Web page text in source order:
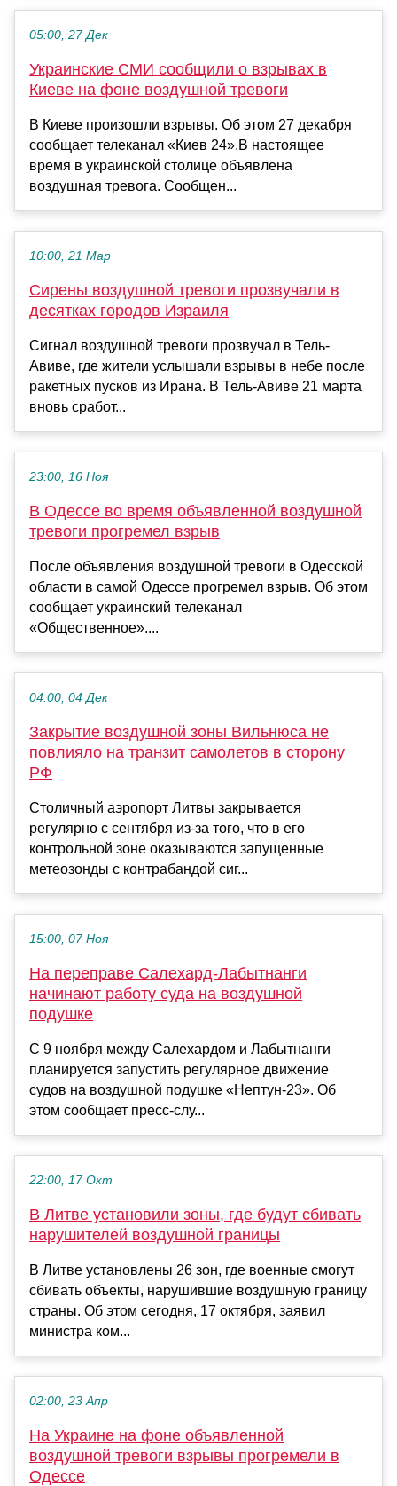
05:00, 27 Дек
Украинские СМИ сообщили о взрывах в
Киеве на фоне воздушной тревоги
В Киеве произошли взрывы. Об этом 27 декабря
сообщает телеканал «Киев 24».В настоящее
время в украинской столице объявлена
воздушная тревога. Сообщен...
10:00, 21 Мар
Сирены воздушной тревоги прозвучали в
десятках городов Израиля
Сигнал воздушной тревоги прозвучал в Тель-
Авиве, где жители услышали взрывы в небе после
ракетных пусков из Ирана. В Тель-Авиве 21 марта
вновь сработ...
23:00, 16 Ноя
В Одессе во время объявленной воздушной
тревоги прогремел взрыв
После объявления воздушной тревоги в Одесской
области в самой Одессе прогремел взрыв. Об этом
сообщает украинский телеканал
«Общественное»....
04:00, 04 Дек
Закрытие воздушной зоны Вильнюса не
повлияло на транзит самолетов в сторону
РФ
Столичный аэропорт Литвы закрывается
регулярно с сентября из-за того, что в его
контрольной зоне оказываются запущенные
метеозонды с контрабандой сиг...
15:00, 07 Ноя
На переправе Салехард-Лабытнанги
начинают работу суда на воздушной
подушке
С 9 ноября между Салехардом и Лабытнанги
планируется запустить регулярное движение
судов на воздушной подушке «Нептун-23». Об
этом сообщает пресс-слу...
22:00, 17 Окт
В Литве установили зоны, где будут сбивать
нарушителей воздушной границы
В Литве установлены 26 зон, где военные смогут
сбивать объекты, нарушившие воздушную границу
страны. Об этом сегодня, 17 октября, заявил
министра ком...
02:00, 23 Апр
На Украине на фоне объявленной
воздушной тревоги взрывы прогремели в
Одессе